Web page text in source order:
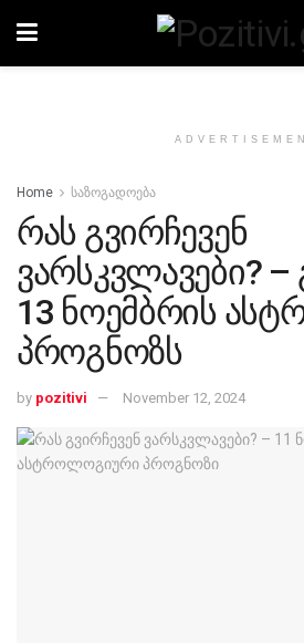
Home საზოგადოება
რას გვირჩევენ
ვარსკვლავები? –
13 ნოემბრის
პროგნოზს
by pozitivi November 12, 2024